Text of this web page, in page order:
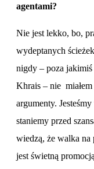
agentami?
Nie jest lekko, bo,
wydeptanych
nigdy – poza
Khrais – nie
argumenty.
staniemy przed
wiedzą, że walka na
jest świetną